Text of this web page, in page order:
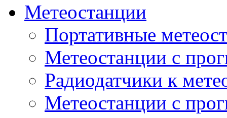
Метеостанции
Портативные
Метеостанции с
Радиодатчики к
Метеостанции с